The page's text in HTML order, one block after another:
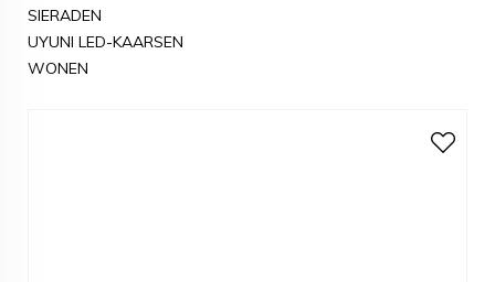
SIERADEN
UYUNI LED-KAARSEN
WONEN